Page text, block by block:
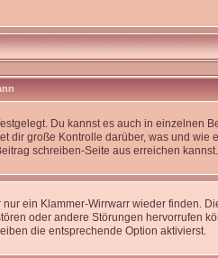
Du kannst es auch in einzelnen
dir große Kontrolle darüber, was und wie
schreiben-Seite aus erreichen kannst.
ein Klammer-Wirrwarr wieder finden.
oder andere Störungen hervorrufen
die entsprechende Option aktivierst.